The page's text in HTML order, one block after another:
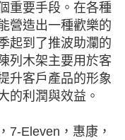
重要手段。在各種
營造出一種歡樂的
起到了推波助瀾的
列木架主要用於客
升客戶產品的形象
的利潤與效益。
7-Eleven，惠康，